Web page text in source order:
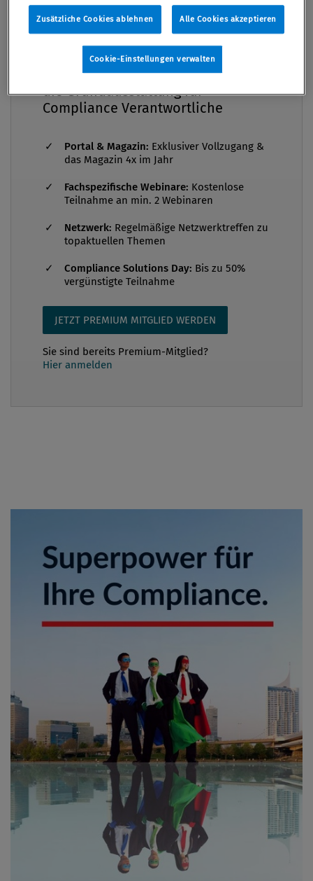
nicht um große Visionen, sondern um konkrete
komplexe Inhalte strukturieren, Daten effizient
auswerten, Prozesse verbessern. Heute ist klar, dass
in Richtung Arbeitsplatz der Zukunft sind. Bei
Assistenzsystem ein, nicht als Entscheidungsträger;
Verträgen, der Au...
Compliance Praxis Premium
Mitgliedschaft -
die Grundausstattung für
Compliance Verantwortliche
Portal & Magazin: Exklusiver Vollzugang &
das Magazin 4x im Jahr
Fachspezifische Webinare: Kostenlose
Teilnahme an min. 2 Webinaren
Netzwerk: Regelmäßige Netzwerktreffen zu
topaktuellen Themen
Compliance Solutions Day: Bis zu 50%
vergünstigte Teilnahme
JETZT PREMIUM MITGLIED WERDEN
Sie sind bereits Premium-Mitglied?
Hier anmelden
Zusätzliche Cookies ablehnen Alle Cookies akzeptieren
Cookie-Einstellungen verwalten